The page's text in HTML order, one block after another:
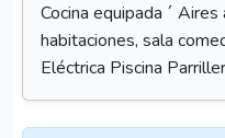
Cocina equipada ´
habitaciones, sala
Eléctrica Piscina